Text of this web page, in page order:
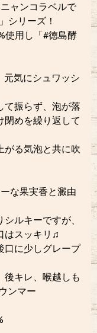
ャンコラベルで
シリーズ！
使用し「#徳島酵
元気にシュワッシ
て振らず、泡が落
閉めを繰り返して
がる気泡と共に吹
な果実香と澱由
ルキーですが、
はスッキリ♫
口に少しグレープ
後キレ、喉越しも
ンマー